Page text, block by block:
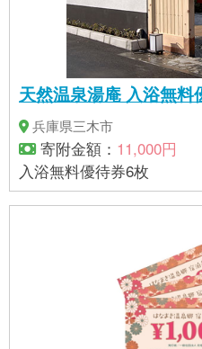
天然温泉湯庵 入浴無料
兵庫県三木市
寄附金額： 11,000円
入浴無料優待券6枚